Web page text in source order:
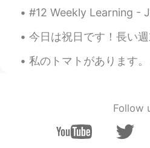
Sami
@さつき Satsuki
@Asamiありがとう
#12 Weekly Learning - Japanese 📝 Hello HT friends 😄,
今日は祝日です！長い週末があります。近くの湖とか、テネシーの「Rock City」とか、海に行きました！ 湖は私の
私のトマトがあります。このトマトは おいしくてあかいです。トマトはきれいでち
Follow